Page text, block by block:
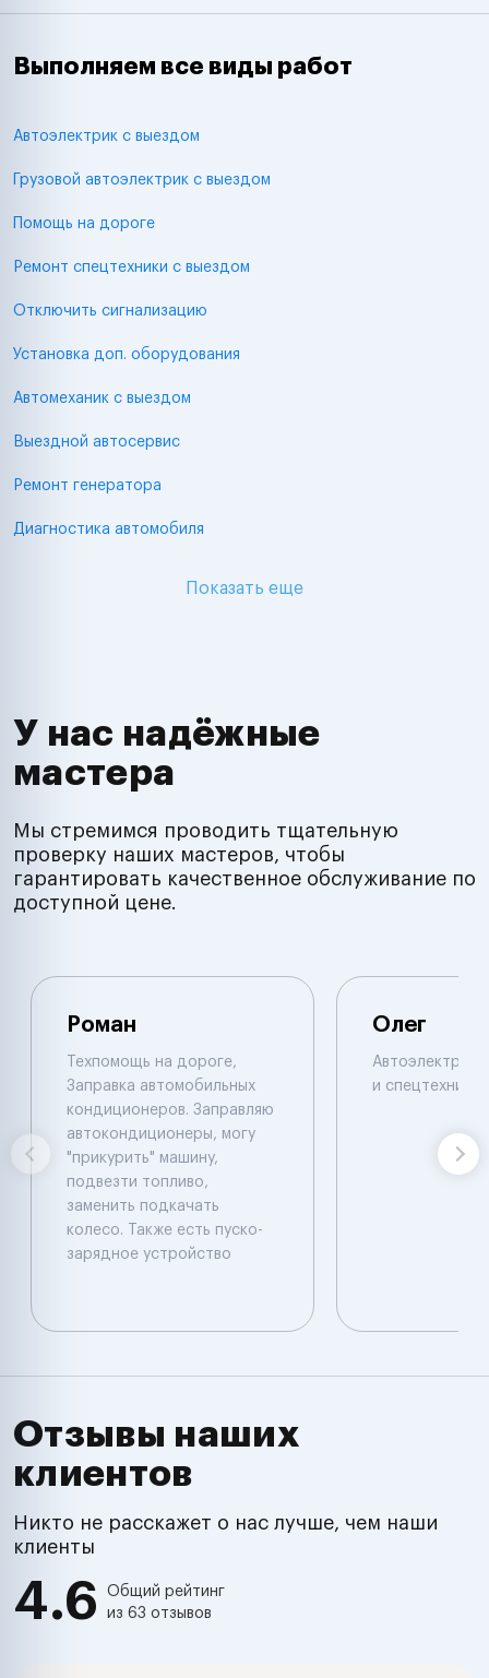
Выполняем все виды работ
Автоэлектрик с выездом
Грузовой автоэлектрик с выездом
Помощь на дороге
Ремонт спецтехники с выездом
Отключить сигнализацию
Установка доп. оборудования
Автомеханик с выездом
Выездной автосервис
Ремонт генератора
Диагностика автомобиля
Показать еще
У нас надёжные
мастера
Мы стремимся проводить тщательную
проверку наших мастеров, чтобы
гарантировать качественное обслуживание по
доступной цене.
Роман
Техпомощь на дороге,
Заправка автомобильных
кондиционеров. Заправляю
автокондиционеры, могу
"прикурить" машину,
подвезти топливо,
заменить подкачать
колесо. Также есть пуско-
зарядное устройство
Олег
Автоэлектрик
и спецтехнике.
Отзывы наших
клиентов
Никто не расскажет о нас лучше, чем наши
клиенты
4.6
Общий рейтинг
из 63 отзывов